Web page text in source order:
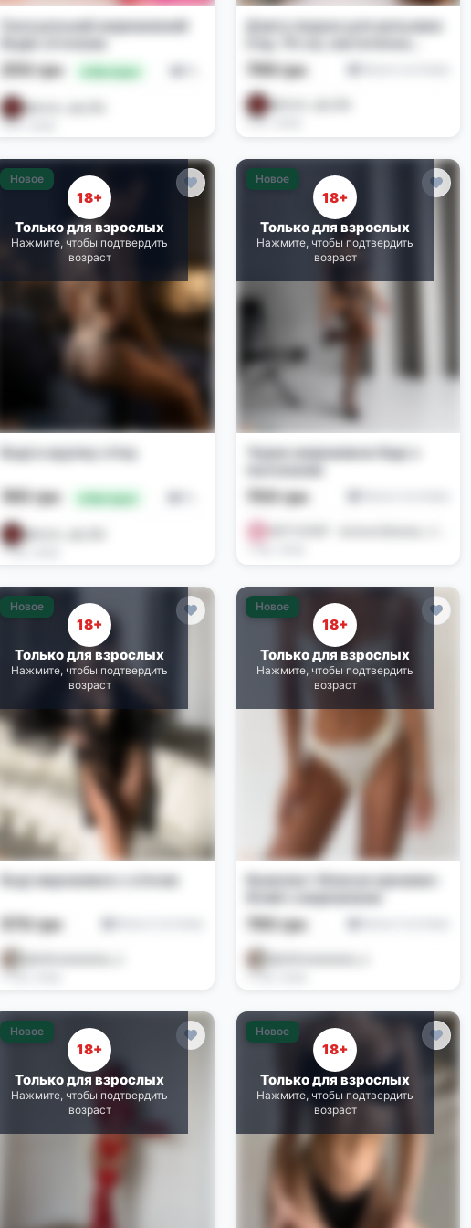
Сексуальний мереживний
250 грн 🔥 Выгодно
@tovar_opt_Biz
5 дн. назад
Довга перука для рольових
волосся
799 грн
@tovar_opt_Biz
5 дн. назад
Новое
18+
Только для взрослых
Нажмите, чтобы подтвердить
возраст
Боді в крупну сітку
190 грн 🔥 Выгодно
1 нед. назад
Новое
18+
Только для взрослых
Нажмите, чтобы подтвердить
возраст
Чорне мереживне боді з
700 грн
Новое
18+
Только для взрослых
Нажмите, чтобы подтвердить
возраст
Боді мереживне з сіткою
570 грн
2 нед. назад
Новое
18+
Только для взрослых
Нажмите, чтобы подтвердить
возраст
Комплект білизни кремово-
795 грн
2 нед. назад
Новое
18+
Только для взрослых
Нажмите, чтобы подтвердить
возраст
Новое
18+
Только для взрослых
Нажмите, чтобы подтвердить
возраст